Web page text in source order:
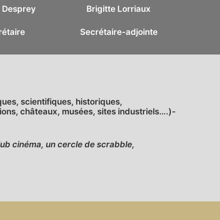
Brigitte Lorriaux
Secrétaire-adjointe
scientifiques, historiques,
châteaux, musées, sites industriels….)-
cinéma, un cercle de scrabble,